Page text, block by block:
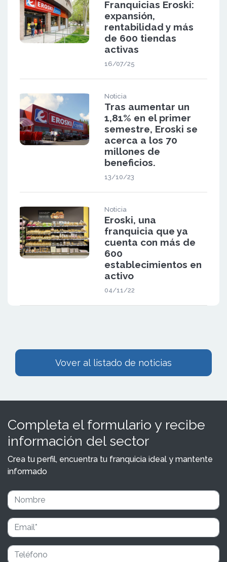
Franquicias Eroski:
expansión,
rentabilidad y más
de 600 tiendas
activas
16/07/25
Noticia
Tras aumentar un
1,81% en el primer
semestre, Eroski se
acerca a los 70
millones de
beneficios.
13/10/23
Noticia
Eroski, una
franquicia que ya
cuenta con más de
600
establecimientos en
activo
04/11/22
Vover al listado de noticias
Completa el formulario y recibe
información del sector
Crea tu perfil, encuentra tu franquicia ideal y mantente
informado